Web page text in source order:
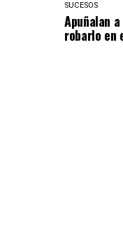
SUCESOS
Apuñalan
robarlo en